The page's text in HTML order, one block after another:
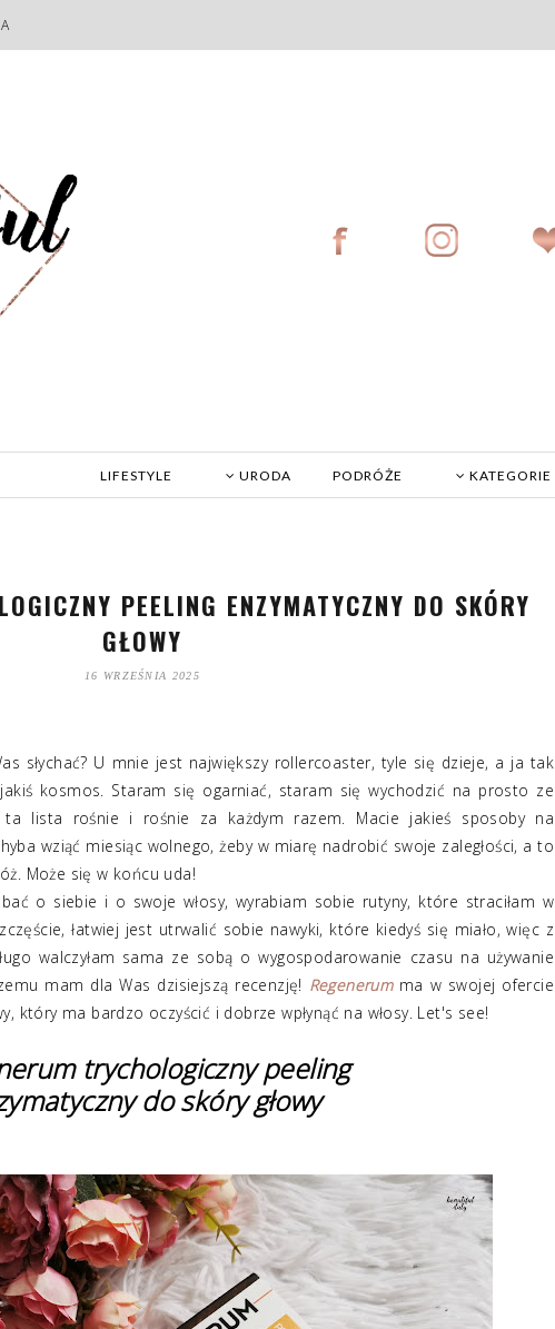
LIFESTYLE URODA PODRÓŻE KATEGORIE
PEELING ENZYMATYCZNY DO SKÓRY
GŁOWY
16 WRZEŚNIA 2025
słychać? U mnie jest największy rollercoaster, tyle się dzieje, a ja tak
kosmos. Staram się ogarniać, staram się wychodzić na prosto ze
lista rośnie i rośnie za każdym razem. Macie jakieś sposoby na
wziąć miesiąc wolnego, żeby w miarę nadrobić swoje zaległości, a to
Może się w końcu uda!
o siebie i o swoje włosy, wyrabiam sobie rutyny, które straciłam w
łatwiej jest utrwalić sobie nawyki, które kiedyś się miało, więc z
walczyłam sama ze sobą o wygospodarowanie czasu na używanie
mam dla Was dzisiejszą recenzję! Regenerum ma w swojej ofercie
który ma bardzo oczyścić i dobrze wpłynąć na włosy. Let's see!
trychologiczny peeling
do skóry głowy